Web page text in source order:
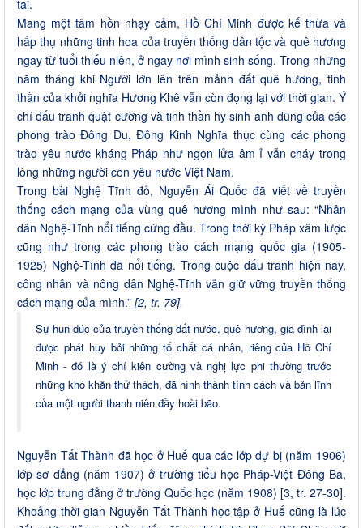
tai.
Mang một tâm hồn nhạy cảm, Hồ Chí Minh được kế thừa và
hấp thụ những tinh hoa của truyền thống dân tộc và quê hương
ngay từ tuổi thiếu niên, ở ngay nơi mình sinh sống. Trong những
năm tháng khi Người lớn lên trên mảnh đất quê hương, tinh
thần của khởi nghĩa Hương Khê vẫn còn đọng lại với thời gian. Ý
chí đấu tranh quật cường và tinh thần hy sinh anh dũng của các
phong trào Đông Du, Đông Kinh Nghĩa thục cùng các phong
trào yêu nước kháng Pháp như ngọn lửa âm ỉ vẫn cháy trong
lòng những người con yêu nước Việt Nam.
Trong bài Nghệ Tĩnh đỏ, Nguyễn Ái Quốc đã viết về truyền
thống cách mạng của vùng quê hương mình như sau: “Nhân
dân Nghệ-Tĩnh nổi tiếng cứng đầu. Trong thời kỳ Pháp xâm lược
cũng như trong các phong trào cách mạng quốc gia (1905-
1925) Nghệ-Tĩnh đã nổi tiếng. Trong cuộc đấu tranh hiện nay,
công nhân và nông dân Nghệ-Tĩnh vẫn giữ vững truyền thống
cách mạng của mình.” [2, tr. 79].
Sự hun đúc của truyền thống đất nước, quê hương, gia đình lại
được phát huy bởi những tố chất cá nhân, riêng của Hồ Chí
Minh - đó là ý chí kiên cường và nghị lực phi thường trước
những khó khăn thử thách, đã hình thành tính cách và bản lĩnh
của một người thanh niên đầy hoài bão.
Nguyễn Tất Thành đã học ở Huế qua các lớp dự bị (năm 1906)
lớp sơ đẳng (năm 1907) ở trường tiểu học Pháp-Việt Đông Ba,
học lớp trung đẳng ở trường Quốc học (năm 1908) [3, tr. 27-30].
Khoảng thời gian Nguyễn Tất Thành học tập ở Huế cũng là lúc